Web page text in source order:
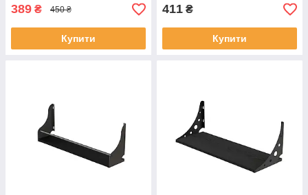
389 ₴ 450 ₴
Купити
411 ₴
Купити